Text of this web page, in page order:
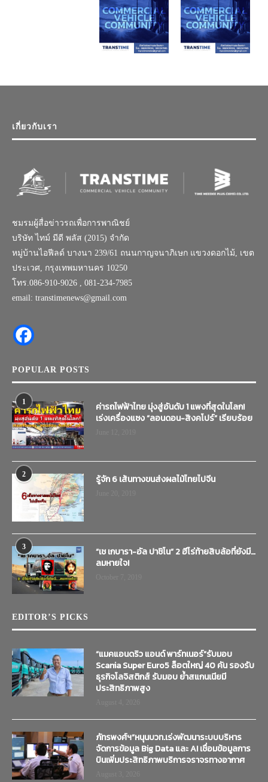
เกี่ยวกับเรา
ชมรมผู้สื่อข่าวรถเพื่อการพาณิชย์
บริษัท ไทม์ มีดี พลัส (2015) จำกัด
หมู่บ้านไอฟีลด์ บางนา 239/61 ถนนกาญจนาภิเษก แขวงดอกไม้, เขต
ประเวศ, กรุงเทพมหานคร 10250
โทร.086-910-9026 , 081-234-7985
email: transtimenews@gmail.com
POPULAR POSTS
1
ค่ารถไฟฟ้าไทย มุ่งสู่อันดับ 1 แพงที่สุดในโลก!
เร่งเครื่องแซง “ลอนดอน-สิงคโปร์” เรียบร้อย
2 รู้จัก 6 เส้นทางขนส่งผลไม้ไทยไปจีน
3
“เช เกบารา-อัล ปาชิโน” 2 ฮีโร่ท้ายสิบล้อที่ยังมี…
ลมหายใจ!
EDITOR’S PICKS
“แมคแอนดริว แอนด์ พาร์ทเนอร์”รับมอบ
Scania Super Euro5 ล็อตใหญ่ 40 คัน รองรับ
ธุรกิจโลจิสติกส์ รับมอบ ย้ำสแกนเนียมี
ประสิทธิภาพสูง
ภัทรพงศ์ฯ”หนุนบวท.เร่งพัฒนาระบบบริหาร
จัดการข้อมูล Big Data และ AI เชื่อมข้อมูลการ
บินเพิ่มประสิทธิภาพบริการจราจรทางอากาศ